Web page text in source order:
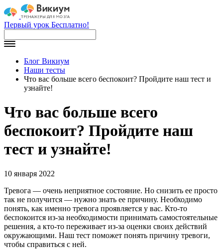
Первый урок Бесплатно!
Блог Викиум
Наши тесты
Что вас больше всего беспокоит? Пройдите наш тест и
узнайте!
Что вас больше всего
беспокоит? Пройдите наш
тест и узнайте!
10 января 2022
Тревога — очень неприятное состояние. Но снизить ее просто
так не получится — нужно знать ее причину. Необходимо
понять, как именно тревога проявляется у вас. Кто-то
беспокоится из-за необходимости принимать самостоятельные
решения, а кто-то переживает из-за оценки своих действий
окружающими. Наш тест поможет понять причину тревоги,
чтобы справиться с ней.